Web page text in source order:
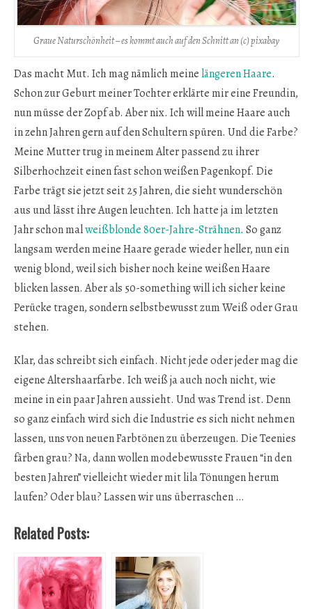
Graue Naturschönheit – es kommt auch auf den Schnitt an (c) pixabay
Das macht Mut. Ich mag nämlich meine längeren Haare.
Schon zur Geburt meiner Tochter erklärte mir eine Freundin,
nun müsse der Zopf ab. Aber nix. Ich will meine Haare auch
in zehn Jahren gern auf den Schultern spüren. Und die Farbe?
Meine Mutter trug in meinem Alter passend zu ihrer
Silberhochzeit einen fast schon weißen Pagenkopf. Die
Farbe trägt sie jetzt seit 25 Jahren, die sieht wunderschön
aus und lässt ihre Augen leuchten. Ich hatte ja im letzten
Jahr schon malweißblonde 80er-Jahre-Strähnen. So ganz
langsam werden meine Haare gerade wieder heller, nun ein
wenig blond, weil sich bisher noch keine weißen Haare
blicken lassen. Aber als 50-something will ich sicher keine
Perücke tragen, sondern selbstbewusst zum Weiß oder Grau
stehen.
Klar, das schreibt sich einfach. Nicht jede oder jeder mag die
eigene Altershaarfarbe. Ich weiß ja auch noch nicht, wie
meine in ein paar Jahren aussieht. Und was Trend ist. Denn
so ganz einfach wird sich die Industrie es sich nicht nehmen
lassen, uns von neuen Farbtönen zu überzeugen. Die Teenies
färben grau? Na, dann wollen modebewusste Frauen “in den
besten Jahren” vielleicht wieder mit lila Tönungen herum
laufen? Oder blau? Lassen wir uns überraschen …
Related Posts: